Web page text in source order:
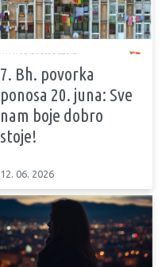
7. Bh. povorka
ponosa 20. juna: Sve
nam boje dobro
stoje!
12. 06. 2026